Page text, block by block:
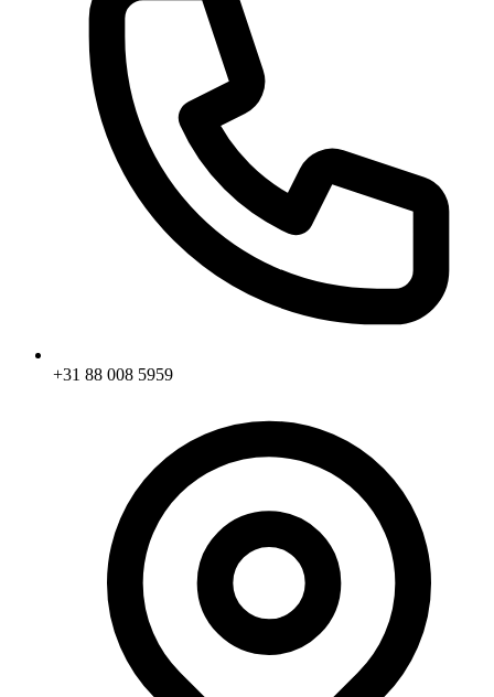
+31 88 008 5959